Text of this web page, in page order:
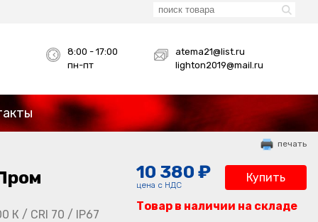
8:00 - 17:00
пн-пт
atema21@list.ru
lighton2019@mail.ru
печать
Купить
10 380 ₽
цена с НДС
Товар в наличии на складе
К / CRI 70 / IP67